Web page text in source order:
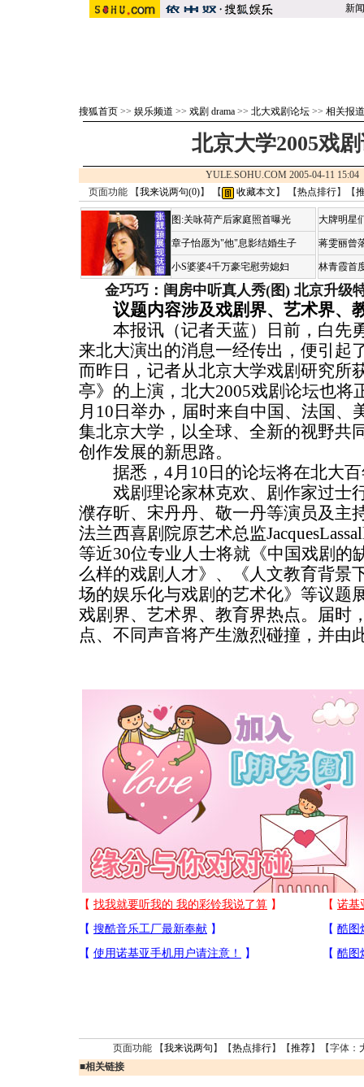
新闻
搜狐首页 >> 娱乐频道 >> 戏剧 drama >> 北大戏剧论坛 >> 相关报道
北京大学2005戏
YULE.SOHU.COM 2005-04-11
页面功能 【我来说两句(0)】 【 收藏本文 】 【热点排行】【
图:关咏荷产后家庭照首曝光
章子怡愿为"他"息影结婚生子
小S婆婆4千万豪宅慰劳媳妇
大牌明星
蒋雯丽曾
林青霞首
金巧巧：闺房中听真人秀(图) 北京升级
议题内容涉及戏剧界、艺术界、
本报讯（记者天蓝）日前，白先
来北大演出的消息一经传出，便引起
而昨日，记者从北京大学戏剧研究所
亭》的上演，北大2005戏剧论坛也将
月10日举办，届时来自中国、法国、
集北京大学，以全球、全新的视野共
创作发展的新思路。
据悉，4月10日的论坛将在北大百
戏剧理论家林克欢、剧作家过士
濮存昕、宋丹丹、敬一丹等演员及主
法兰西喜剧院原艺术总监
等近30位专业人士将就《中国戏剧的
么样的戏剧人才》、《人文教育背景
场的娱乐化与戏剧的艺术化》等议题
戏剧界、艺术界、教育界热点。届时
点、不同声音将产生激烈碰撞，并由
页面功能 【我来说两句 】【热点排行】【推荐】【字体：
■相关链接